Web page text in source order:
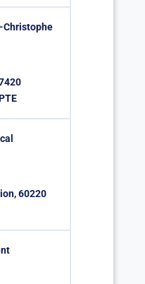
Christophe
60220